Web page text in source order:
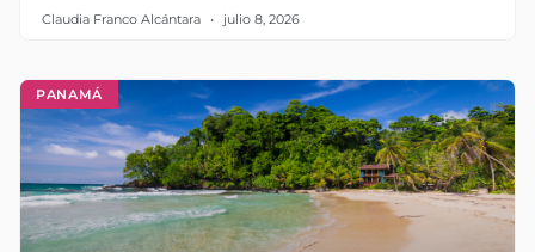
Claudia Franco Alcántara julio 8, 2026
PANAMÁ